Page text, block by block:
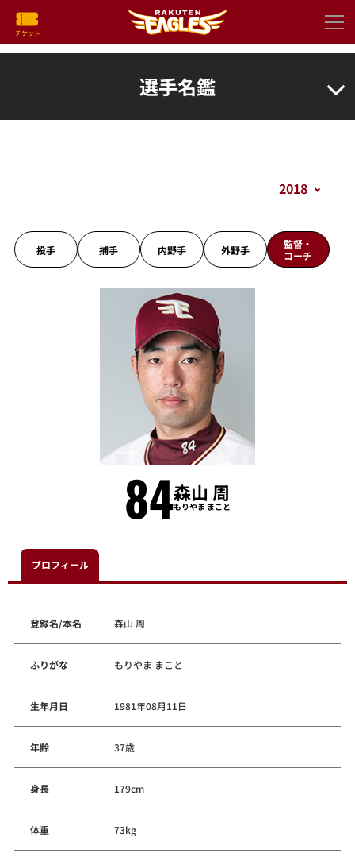
選手名鑑
投手 捕手 内野手 外野手
監督・
コーチ
84森山 周
もりやま まこと
プロフィール
登録名/本名 森山 周
ふりがな もりやま まこと
生年月日 1981年08月11日
年齢 37歳
身長 179cm
体重 73kg